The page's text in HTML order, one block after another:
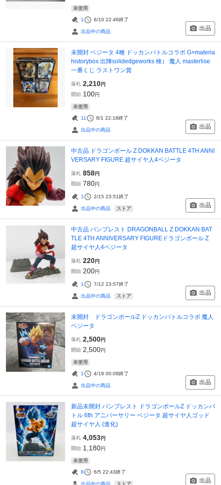
未使用
1 6/10 22:46終了
出品中の商品 出品
未開封 ベジータ 4種 ドッカンバトルコラボ G×materia
historybox 出陣solidedgeworks 検） 魔人 masterlise
一番くじ ラストワン賞
落札 2,210円
開始 100円
未使用
11 8/1 22:18終了
出品中の商品 出品
中古品 ドラゴンボール Z DOKKAN BATTLE 4TH ANNI
VERSARY FIGURE 超サイヤ人4ベジータ
落札 858円
開始 780円
1 2/15 23:51終了
出品中の商品 ストア 出品
中古品 バンプレスト DRAGONBALL Z DOKKAN BAT
TLE 4TH ANNIVERSARY FIGUREドラゴンボール Z
超サイヤ人4ベジータ
落札 220円
開始 200円
1 7/12 23:57終了
出品中の商品 ストア 出品
未開封 ドラゴンボールZ ドッカンバトルコラボ 魔人
ベジータ
落札 2,500円
開始 2,500円
未使用
1 4/18 00:08終了
出品中の商品 出品
新品未開封 バンプレスト ドラゴンボールZ ドッカンバ
トル 6th アニバーサリー ベジータ 超サイヤ人ゴッド
超サイヤ人 (進化)
落札 4,053円
開始 1,180円
未使用
8 6/5 22:43終了
出品中の商品 ストア 出品